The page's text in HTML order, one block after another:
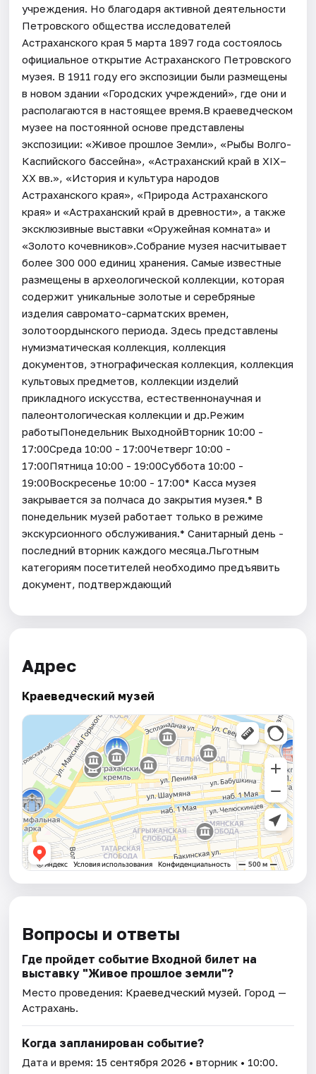
учреждения. Но благодаря активной деятельности
Петровского общества исследователей
Астраханского края 5 марта 1897 года состоялось
официальное открытие Астраханского Петровского
музея. В 1911 году его экспозиции были размещены
в новом здании «Городских учреждений», где они и
располагаются в настоящее время.В краеведческом
музее на постоянной основе представлены
экспозиции: «Живое прошлое Земли», «Рыбы Волго-
Каспийского бассейна», «Астраханский край в XIX–
XX вв.», «История и культура народов
Астраханского края», «Природа Астраханского
края» и «Астраханский край в древности», а также
эксклюзивные выставки «Оружейная комната» и
«Золото кочевников».Собрание музея насчитывает
более 300 000 единиц хранения. Самые известные
размещены в археологической коллекции, которая
содержит уникальные золотые и серебряные
изделия савромато-сарматских времен,
золотоордынского периода. Здесь представлены
нумизматическая коллекция, коллекция
документов, этнографическая коллекция, коллекция
культовых предметов, коллекции изделий
прикладного искусства, естественнонаучная и
палеонтологическая коллекции и др.Режим
работыПонедельник ВыходнойВторник 10:00 -
17:00Среда 10:00 - 17:00Четверг 10:00 -
17:00Пятница 10:00 - 19:00Суббота 10:00 -
19:00Воскресенье 10:00 - 17:00* Касса музея
закрывается за полчаса до закрытия музея.* В
понедельник музей работает только в режиме
экскурсионного обслуживания.* Санитарный день -
последний вторник каждого месяца.Льготным
категориям посетителей необходимо предъявить
документ, подтверждающий
Адрес
Краеведческий музей
Вопросы и ответы
Где пройдет событие Входной билет на
выставку "Живое прошлое земли"?
Место проведения: Краеведческий музей. Город —
Астрахань.
Когда запланирован событие?
Дата и время: 15 сентября 2026 • вторник • 10:00.